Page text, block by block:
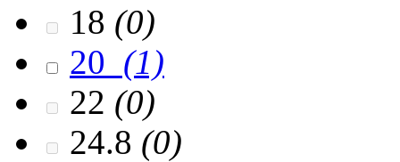
18 (0)
20 (1)
22 (0)
24.8 (0)